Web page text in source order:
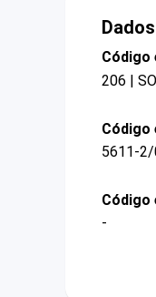
Código
206 |
Código
5611-2/
Código
-